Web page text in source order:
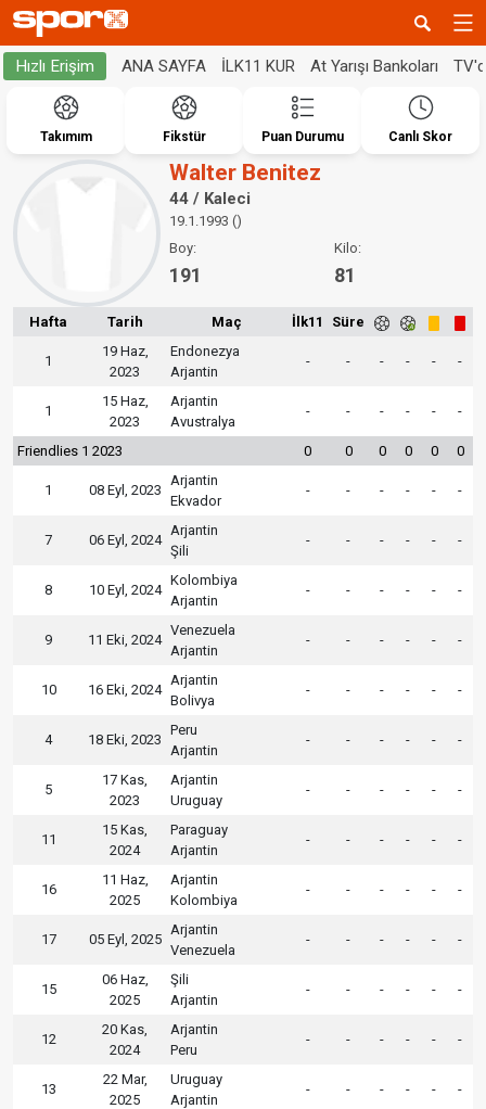
Hızlı Erişim ANA SAYFA İLK11 KUR At Yarışı Bankoları
Takımım Fikstür Puan Durumu Canlı Skor
Walter Benitez
44 / Kaleci
19.1.1993 ()
Boy:
191
Kilo:
81
Hafta Tarih Maç İlk11 Süre
1
19 Haz,
2023
Endonezya
Arjantin
- - - - - -
1
15 Haz,
2023
Arjantin
Avustralya
- - - - - -
Friendlies 1 2023 0 0 0 0 0 0
1 08 Eyl, 2023
Arjantin
Ekvador
- - - - - -
7 06 Eyl, 2024
Arjantin
Şili
- - - - - -
8 10 Eyl, 2024
Kolombiya
Arjantin
- - - - - -
9 11 Eki, 2024
Venezuela
Arjantin
- - - - - -
10 16 Eki, 2024
Arjantin
Bolivya
- - - - - -
4 18 Eki, 2023
Peru
Arjantin
- - - - - -
5
17 Kas,
2023
Arjantin
Uruguay
- - - - - -
11
15 Kas,
2024
Paraguay
Arjantin
- - - - - -
16
11 Haz,
2025
Arjantin
Kolombiya
- - - - - -
17 05 Eyl, 2025
Arjantin
Venezuela
- - - - - -
15
06 Haz,
2025
Şili
Arjantin
- - - - - -
12
20 Kas,
2024
Arjantin
Peru
- - - - - -
13
22 Mar,
2025
Uruguay
Arjantin
- - - - - -